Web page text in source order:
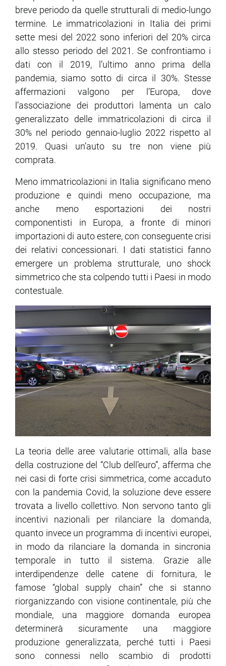
breve periodo da quelle strutturali di medio-lungo
termine. Le immatricolazioni in Italia dei primi
sette mesi del 2022 sono inferiori del 20% circa
allo stesso periodo del 2021. Se confrontiamo i
dati con il 2019, l’ultimo anno prima della
pandemia, siamo sotto di circa il 30%. Stesse
affermazioni valgono per l’Europa, dove
l’associazione dei produttori lamenta un calo
generalizzato delle immatricolazioni di circa il
30% nel periodo gennaio-luglio 2022 rispetto al
2019. Quasi un’auto su tre non viene più
comprata.
Meno immatricolazioni in Italia significano meno
produzione e quindi meno occupazione, ma
anche meno esportazioni dei nostri
componentisti in Europa, a fronte di minori
importazioni di auto estere, con conseguente crisi
dei relativi concessionari. I dati statistici fanno
emergere un problema strutturale, uno shock
simmetrico che sta colpendo tutti i Paesi in modo
contestuale.
La teoria delle aree valutarie ottimali, alla base
della costruzione del “Club dell’euro”, afferma che
nei casi di forte crisi simmetrica, come accaduto
con la pandemia Covid, la soluzione deve essere
trovata a livello collettivo. Non servono tanto gli
incentivi nazionali per rilanciare la domanda,
quanto invece un programma di incentivi europei,
in modo da rilanciare la domanda in sincronia
temporale in tutto il sistema. Grazie alle
interdipendenze delle catene di fornitura, le
famose “global supply chain” che si stanno
riorganizzando con visione continentale, più che
mondiale, una maggiore domanda europea
determinerà sicuramente una maggiore
produzione generalizzata, perché tutti i Paesi
sono connessi nello scambio di prodotti